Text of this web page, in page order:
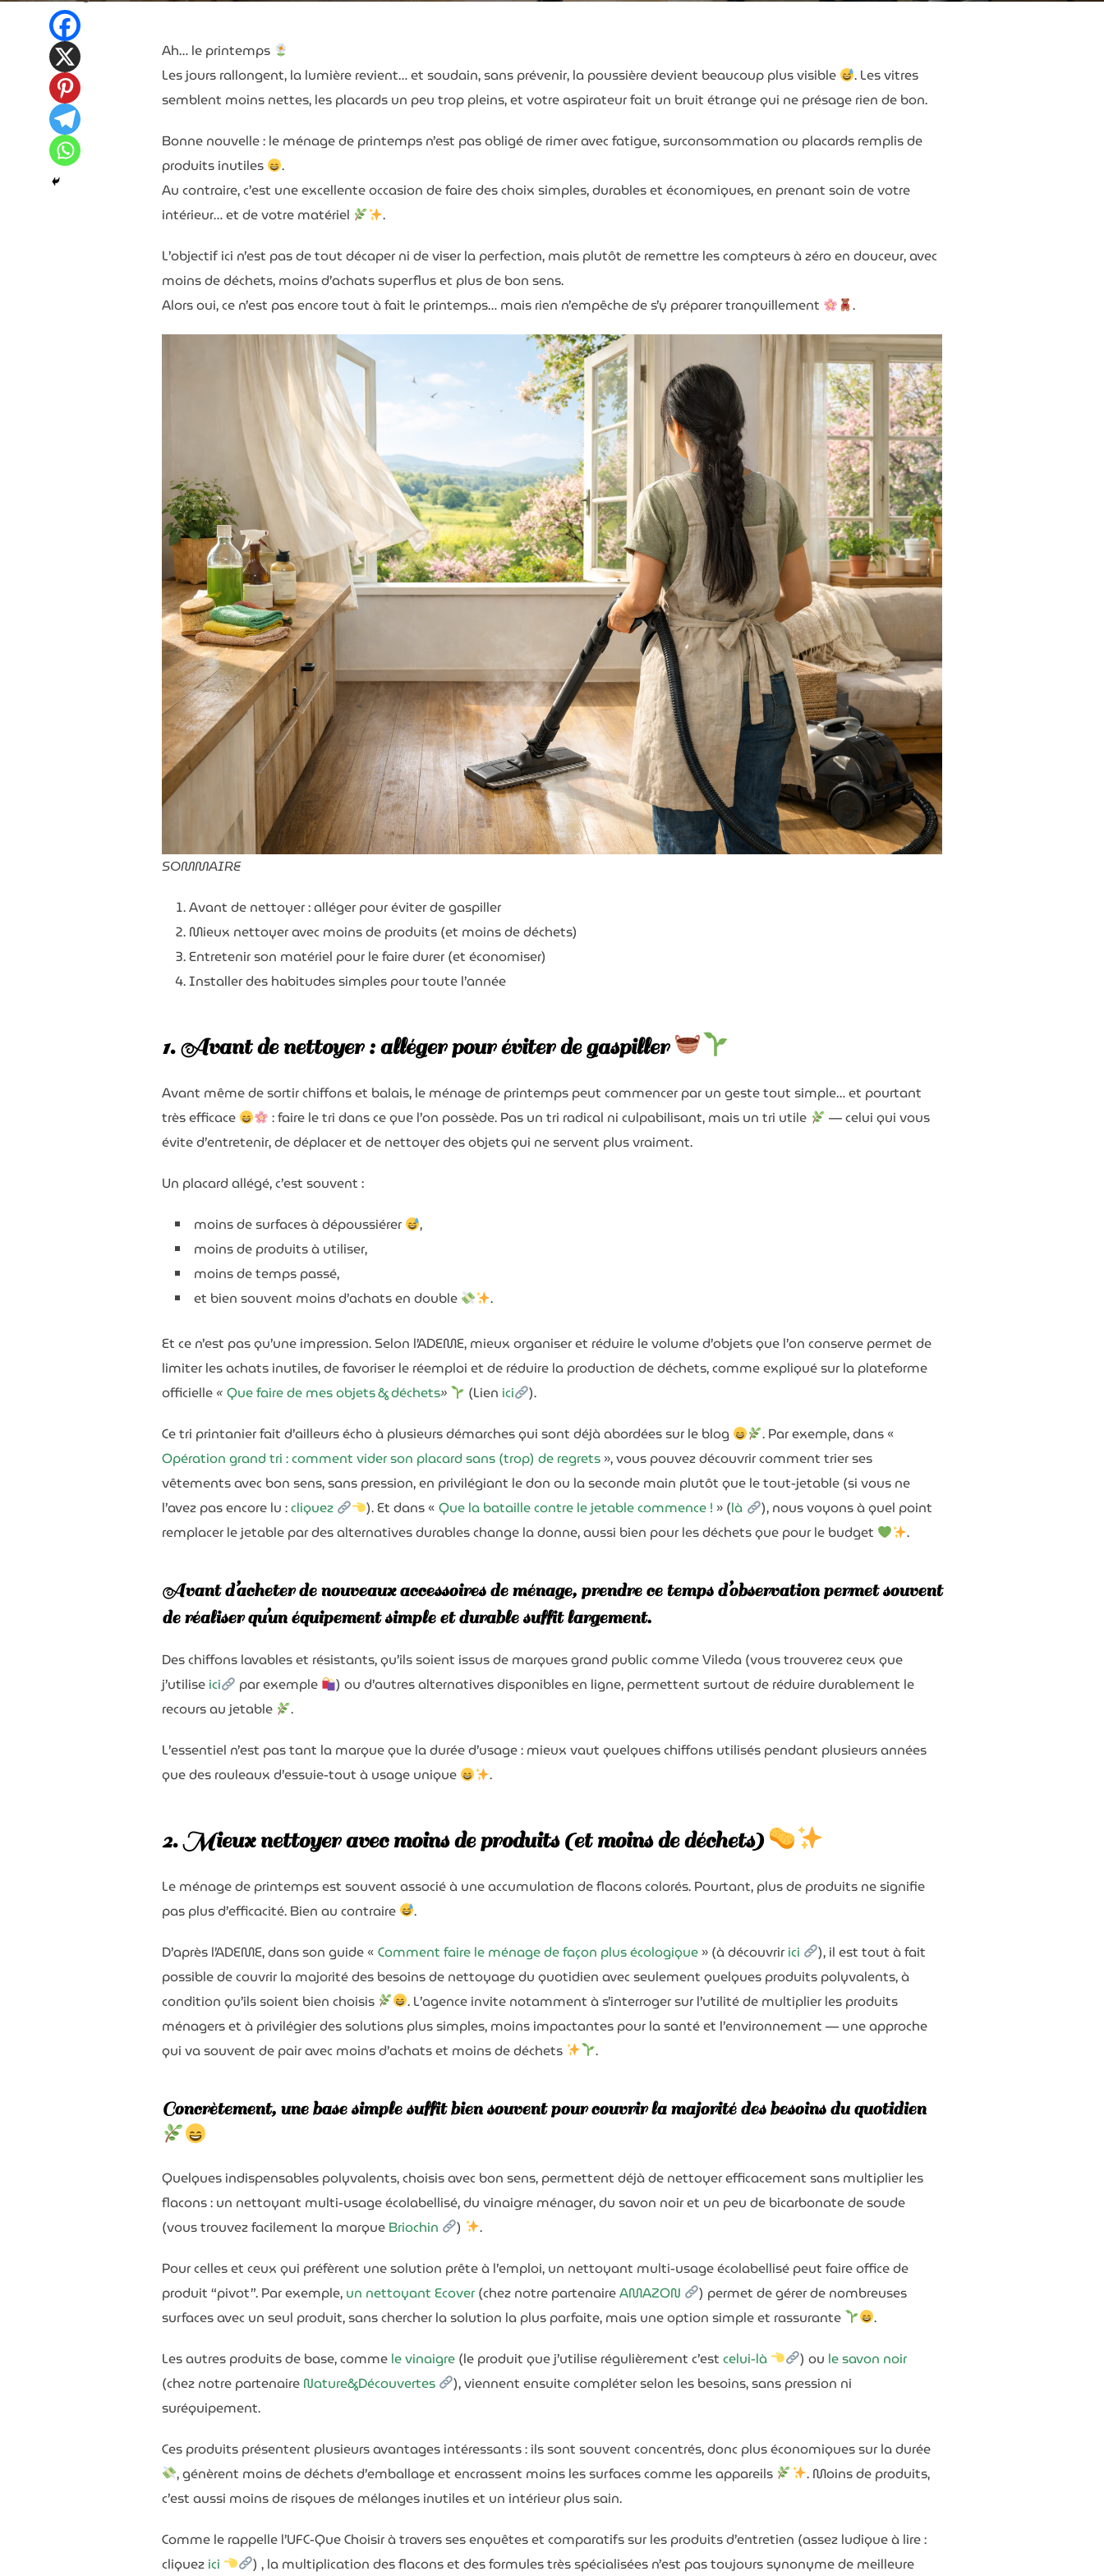
Ah… le printemps
Les jours rallongent, la lumière revient… et soudain, sans prévenir, la poussière devient beaucoup plus visible
. Les vitres
semblent moins nettes, les placards un peu trop pleins, et votre aspirateur fait un bruit étrange qui ne présage rien de bon.
Bonne nouvelle : le ménage de printemps n’est pas obligé de rimer avec fatigue, surconsommation ou placards remplis de
produits inutiles
.
Au contraire, c’est une excellente occasion de faire des choix simples, durables et économiques, en prenant soin de votre
intérieur… et de votre matériel
.
L’objectif ici n’est pas de tout décaper ni de viser la perfection, mais plutôt de remettre les compteurs à zéro en douceur, avec
moins de déchets, moins d’achats superflus et plus de bon sens.
Alors oui, ce n’est pas encore tout à fait le printemps… mais rien n’empêche de s’y préparer tranquillement
.
SOMMAIRE
Avant de nettoyer : alléger pour éviter de gaspiller
Mieux nettoyer avec moins de produits (et moins de déchets)
Entretenir son matériel pour le faire durer (et économiser)
Installer des habitudes simples pour toute l’année
1. Avant de nettoyer : alléger pour éviter de gaspiller
Avant même de sortir chiffons et balais, le ménage de printemps peut commencer par un geste tout simple… et pourtant
très efficace
: faire le tri dans ce que l’on possède. Pas un tri radical ni culpabilisant, mais un tri utile
— celui qui vous
évite d’entretenir, de déplacer et de nettoyer des objets qui ne servent plus vraiment.
Un placard allégé, c’est souvent :
moins de surfaces à dépoussiérer
,
moins de produits à utiliser,
moins de temps passé,
et bien souvent moins d’achats en double
.
Et ce n’est pas qu’une impression. Selon l’ADEME, mieux organiser et réduire le volume d’objets que l’on conserve permet de
limiter les achats inutiles, de favoriser le réemploi et de réduire la production de déchets, comme expliqué sur la plateforme
officielle « Que faire de mes objets & déchets» (Lien ici
).
Ce tri printanier fait d’ailleurs écho à plusieurs démarches qui sont déjà abordées sur le blog
. Par exemple, dans «
Opération grand tri : comment vider son placard sans (trop) de regrets », vous pouvez découvrir comment trier ses
vêtements avec bon sens, sans pression, en privilégiant le don ou la seconde main plutôt que le tout-jetable (si vous ne
l’avez pas encore lu :cliquez ). Et dans «Que la bataille contre le jetable commence ! » (là
), nous voyons à quel point
remplacer le jetable par des alternatives durables change la donne, aussi bien pour les déchets que pour le budget
.
Avant d’acheter de nouveaux accessoires de ménage, prendre ce temps d’observation permet souvent
de réaliser qu’un équipement simple et durable suffit largement.
Des chiffons lavables et résistants, qu’ils soient issus de marques grand public comme Vileda (vous trouverez ceux que
j’utilise ici par exemple
) ou d’autres alternatives disponibles en ligne, permettent surtout de réduire durablement le
recours au jetable
.
L’essentiel n’est pas tant la marque que la durée d’usage : mieux vaut quelques chiffons utilisés pendant plusieurs années
que des rouleaux d’essuie-tout à usage unique
.
2. Mieux nettoyer avec moins de produits (et moins de déchets)
Le ménage de printemps est souvent associé à une accumulation de flacons colorés. Pourtant, plus de produits ne signifie
pas plus d’efficacité. Bien au contraire
.
D’après l’ADEME, dans son guide « Comment faire le ménage de façon plus écologique » (à découvririci
), il est tout à fait
possible de couvrir la majorité des besoins de nettoyage du quotidien avec seulement quelques produits polyvalents, à
condition qu’ils soient bien choisis
. L’agence invite notamment à s’interroger sur l’utilité de multiplier les produits
ménagers et à privilégier des solutions plus simples, moins impactantes pour la santé et l’environnement — une approche
qui va souvent de pair avec moins d’achats et moins de déchets
.
Concrètement, une base simple suffit bien souvent pour couvrir la majorité des besoins du quotidien
Quelques indispensables polyvalents, choisis avec bon sens, permettent déjà de nettoyer efficacement sans multiplier les
flacons : un nettoyant multi-usage écolabellisé, du vinaigre ménager, du savon noir et un peu de bicarbonate de soude
(vous trouvez facilement la marque Briochin )
.
Pour celles et ceux qui préfèrent une solution prête à l’emploi, un nettoyant multi-usage écolabellisé peut faire office de
produit “pivot”. Par exemple, un nettoyant Ecover(chez notre partenaireAMAZON
) permet de gérer de nombreuses
surfaces avec un seul produit, sans chercher la solution la plus parfaite, mais une option simple et rassurante
.
Les autres produits de base, comme le vinaigre (le produit que j’utilise régulièrement c’est celui-là ) ou le savon noir
(chez notre partenaire Nature&Découvertes
), viennent ensuite compléter selon les besoins, sans pression ni
suréquipement.
Ces produits présentent plusieurs avantages intéressants : ils sont souvent concentrés, donc plus économiques sur la durée
, génèrent moins de déchets d’emballage et encrassent moins les surfaces comme les appareils
. Moins de produits,
c’est aussi moins de risques de mélanges inutiles et un intérieur plus sain.
Comme le rappelle l’UFC-Que Choisir à travers ses enquêtes et comparatifs sur les produits d’entretien (assez ludique à lire :
cliquez ici ) , la multiplication des flacons et des formules très spécialisées n’est pas toujours synonyme de meilleure
Bonjour et bienvenue sur notre blog
Nous vous offrons
, en complément, notre dossier :
jusqu'à 100 € par mois
Sachez que, moi non plus je n'aime pas les spams
. Donc votre adresse mail ne sera jamais cédée ni revendue !
vous recevrez des articles, des vidéos, offre commerciales,
podcastset autres conseils pour vous aider à allier économie
Vous pouvez vous désabonner à tout instant
Mon prénom
Mon adresse email préférée